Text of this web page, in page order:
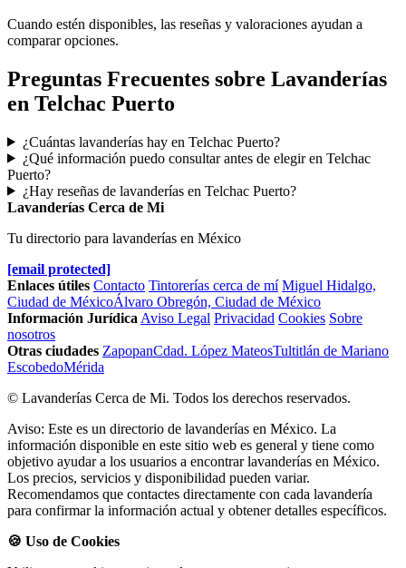
Cuando estén disponibles, las reseñas y valoraciones ayudan a
comparar opciones.
Preguntas Frecuentes sobre Lavanderías
en Telchac Puerto
¿Cuántas lavanderías hay en Telchac Puerto?
¿Qué información puedo consultar antes de elegir en Telchac
Puerto?
¿Hay reseñas de lavanderías en Telchac Puerto?
Lavanderías Cerca de Mi
Tu directorio para lavanderías en México
[email protected]
Enlaces útiles Contacto Tintorerías cerca de mí Miguel Hidalgo,
Ciudad de MéxicoÁlvaro Obregón, Ciudad de México
Información Jurídica Aviso Legal Privacidad Cookies Sobre
nosotros
Otras ciudades ZapopanCdad. López MateosTultitlán de Mariano
EscobedoMérida
© Lavanderías Cerca de Mi. Todos los derechos reservados.
Aviso: Este es un directorio de lavanderías en México. La
información disponible en este sitio web es general y tiene como
objetivo ayudar a los usuarios a encontrar lavanderías en México.
Los precios, servicios y disponibilidad pueden variar.
Recomendamos que contactes directamente con cada lavandería
para confirmar la información actual y obtener detalles específicos.
🍪 Uso de Cookies